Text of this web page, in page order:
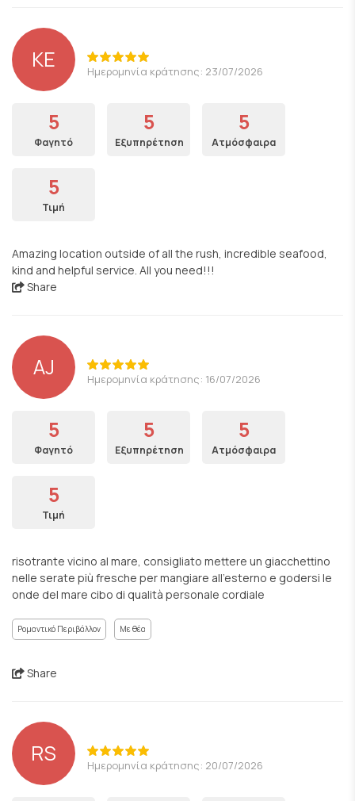
KE Ημερομηνία κράτησης: 23/07/2026
5
Φαγητό
5
Εξυπηρέτηση
5
Ατμόσφαιρα
5
Τιμή
Amazing location outside of all the rush, incredible seafood,
kind and helpful service. All you need!!!
Share
AJ Ημερομηνία κράτησης: 16/07/2026
5
Φαγητό
5
Εξυπηρέτηση
5
Ατμόσφαιρα
5
Τιμή
risotrante vicino al mare, consigliato mettere un giacchettino
nelle serate più fresche per mangiare all’esterno e godersi le
onde del mare cibo di qualità personale cordiale
Ρομαντικό Περιβάλλον Με θέα
Share
RS Ημερομηνία κράτησης: 20/07/2026